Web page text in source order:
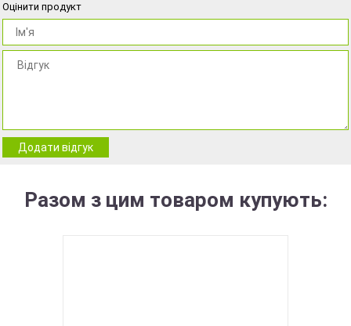
Оцінити продукт
Додати відгук
Разом з цим товаром купують: